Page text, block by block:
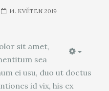
14. KVĚTEN 2019
sit amet,
sea
ei usu, duo ut doctus
id vix, his ex